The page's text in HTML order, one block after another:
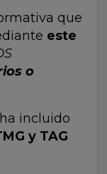
que
este
o
incluido
y TAG